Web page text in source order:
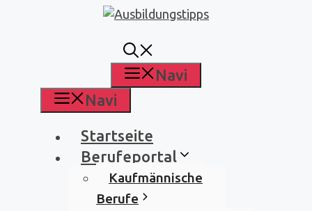
Navi
Navi
Startseite
Berufeportal
Kaufmännische
Berufe